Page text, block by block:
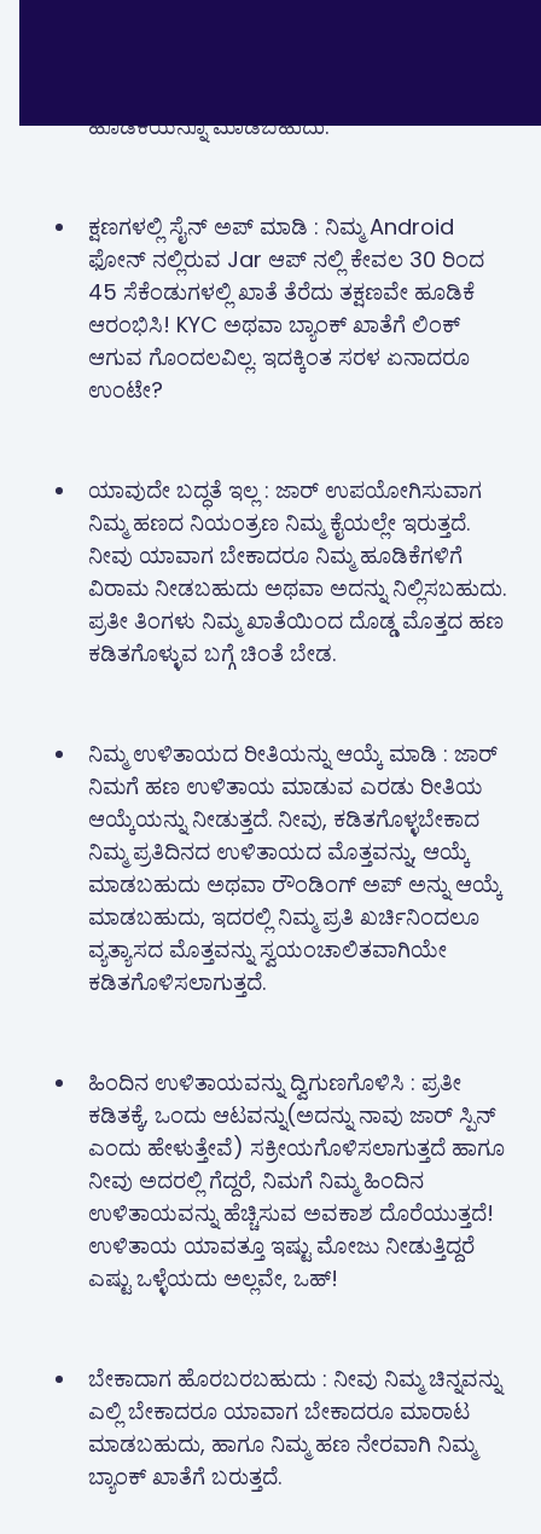
ಹೂಡಿಕೆಯನ್ನೂ ಮಾಡಬಹುದು.
ಕ್ಷಣಗಳಲ್ಲಿ ಸೈನ್ ಅಪ್ ಮಾಡಿ : ನಿಮ್ಮ Android
ಫೋನ್ ನಲ್ಲಿರುವ Jar ಆಪ್ ನಲ್ಲಿ ಕೇವಲ 30 ರಿಂದ
45 ಸೆಕೆಂಡುಗಳಲ್ಲಿ ಖಾತೆ ತೆರೆದು ತಕ್ಷಣವೇ ಹೂಡಿಕೆ
ಆರಂಭಿಸಿ! KYC ಅಥವಾ ಬ್ಯಾಂಕ್ ಖಾತೆಗೆ ಲಿಂಕ್
ಆಗುವ ಗೊಂದಲವಿಲ್ಲ. ಇದಕ್ಕಿಂತ ಸರಳ ಏನಾದರೂ
ಉಂಟೇ?
ಯಾವುದೇ ಬದ್ಧತೆ ಇಲ್ಲ : ಜಾರ್ ಉಪಯೋಗಿಸುವಾಗ
ನಿಮ್ಮ ಹಣದ ನಿಯಂತ್ರಣ ನಿಮ್ಮ ಕೈಯಲ್ಲೇ ಇರುತ್ತದೆ.
ನೀವು ಯಾವಾಗ ಬೇಕಾದರೂ ನಿಮ್ಮ ಹೂಡಿಕೆಗಳಿಗೆ
ವಿರಾಮ ನೀಡಬಹುದು ಅಥವಾ ಅದನ್ನು ನಿಲ್ಲಿಸಬಹುದು.
ಪ್ರತೀ ತಿಂಗಳು ನಿಮ್ಮ ಖಾತೆಯಿಂದ ದೊಡ್ಡ ಮೊತ್ತದ ಹಣ
ಕಡಿತಗೊಳ್ಳುವ ಬಗ್ಗೆ ಚಿಂತೆ ಬೇಡ.
ನಿಮ್ಮ ಉಳಿತಾಯದ ರೀತಿಯನ್ನು ಆಯ್ಕೆ ಮಾಡಿ : ಜಾರ್
ನಿಮಗೆ ಹಣ ಉಳಿತಾಯ ಮಾಡುವ ಎರಡು ರೀತಿಯ
ಆಯ್ಕೆಯನ್ನು ನೀಡುತ್ತದೆ. ನೀವು, ಕಡಿತಗೊಳ್ಳಬೇಕಾದ
ನಿಮ್ಮ ಪ್ರತಿದಿನದ ಉಳಿತಾಯದ ಮೊತ್ತವನ್ನು, ಆಯ್ಕೆ
ಮಾಡಬಹುದು ಅಥವಾ ರೌಂಡಿಂಗ್ ಅಪ್ ಅನ್ನು ಆಯ್ಕೆ
ಮಾಡಬಹುದು, ಇದರಲ್ಲಿ ನಿಮ್ಮ ಪ್ರತಿ ಖರ್ಚಿನಿಂದಲೂ
ವ್ಯತ್ಯಾಸದ ಮೊತ್ತವನ್ನು ಸ್ವಯಂಚಾಲಿತವಾಗಿಯೇ
ಕಡಿತಗೊಳಿಸಲಾಗುತ್ತದೆ.
ಹಿಂದಿನ ಉಳಿತಾಯವನ್ನು ದ್ವಿಗುಣಗೊಳಿಸಿ : ಪ್ರತೀ
ಕಡಿತಕ್ಕೆ, ಒಂದು ಆಟವನ್ನು(ಅದನ್ನು ನಾವು ಜಾರ್ ಸ್ಪಿನ್
ಎಂದು ಹೇಳುತ್ತೇವೆ) ಸಕ್ರೀಯಗೊಳಿಸಲಾಗುತ್ತದೆ ಹಾಗೂ
ನೀವು ಅದರಲ್ಲಿ ಗೆದ್ದರೆ, ನಿಮಗೆ ನಿಮ್ಮ ಹಿಂದಿನ
ಉಳಿತಾಯವನ್ನು ಹೆಚ್ಚಿಸುವ ಅವಕಾಶ ದೊರೆಯುತ್ತದೆ!
ಉಳಿತಾಯ ಯಾವತ್ತೂ ಇಷ್ಟು ಮೋಜು ನೀಡುತ್ತಿದ್ದರೆ
ಎಷ್ಟು ಒಳ್ಳೆಯದು ಅಲ್ಲವೇ, ಒಹ್!
ಬೇಕಾದಾಗ ಹೊರಬರಬಹುದು : ನೀವು ನಿಮ್ಮ ಚಿನ್ನವನ್ನು
ಎಲ್ಲಿ ಬೇಕಾದರೂ ಯಾವಾಗ ಬೇಕಾದರೂ ಮಾರಾಟ
ಮಾಡಬಹುದು, ಹಾಗೂ ನಿಮ್ಮ ಹಣ ನೇರವಾಗಿ ನಿಮ್ಮ
ಬ್ಯಾಂಕ್ ಖಾತೆಗೆ ಬರುತ್ತದೆ.